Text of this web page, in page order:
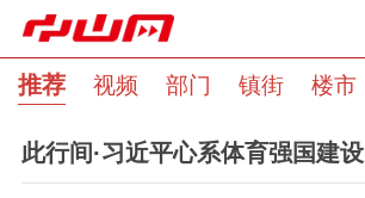
推荐 视频 部门 镇街 楼市
此行间·习近平心系体育强国建设